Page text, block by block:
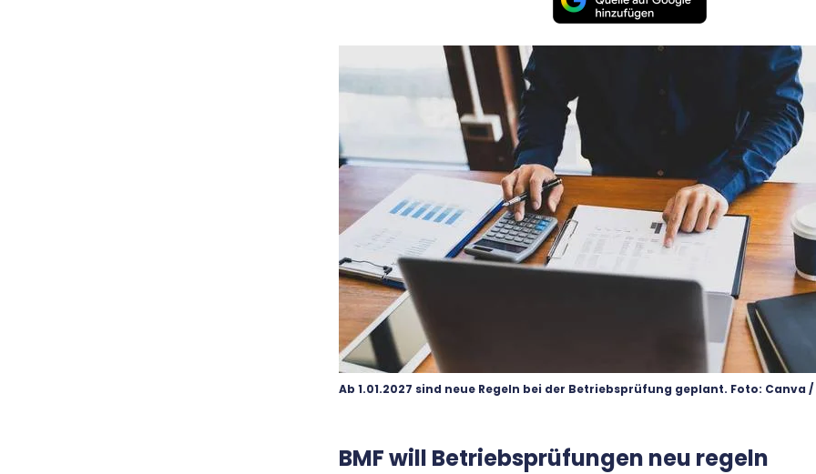
Ab 1.01.2027 sind neue Regeln bei der Betriebsprüfung geplant. Foto: Canva
BMF will Betriebsprüfungen neu regeln